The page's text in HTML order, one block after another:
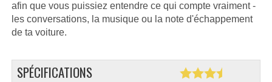
afin que vous puissiez entendre ce qui compte vraiment -
les conversations, la musique ou la note d'échappement
de ta voiture.
SPÉCIFICATIONS